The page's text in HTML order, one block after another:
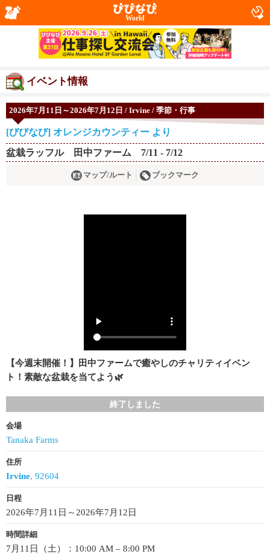
World
イベント情報
2026年7月11日～2026年7月12日 / Irvine / 季節・行事
[びびなび] オレンジカウンティー より
盆栽ラッフル 田中ファーム 7/11 - 7/12
マップ/ルート ブックマーク
【今週末開催！】田中ファームで癒やしのチャリティイベン
ト！素敵な盆栽を当てよう🌿
終了しました
会場
Tanaka Farms
住所
Irvine, 92604
日程
2026年7月11日～2026年7月12日
時間詳細
7月11日（土）：10:00 AM – 8:00 PM